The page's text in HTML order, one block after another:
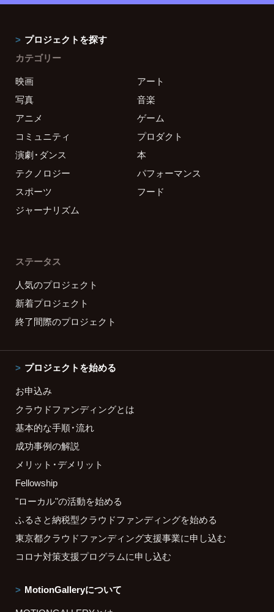
プロジェクトを探す
カテゴリー
映画
アート
写真
音楽
アニメ
ゲーム
コミュニティ
プロダクト
演劇・ダンス
本
テクノロジー
パフォーマンス
スポーツ
フード
ジャーナリズム
ステータス
人気のプロジェクト
新着プロジェクト
終了間際のプロジェクト
プロジェクトを始める
お申込み
クラウドファンディングとは
基本的な手順・流れ
成功事例の解説
メリット・デメリット
Fellowship
"ローカル"の活動を始める
ふるさと納税型クラウドファンディングを始める
東京都クラウドファンディング支援事業に申し込む
コロナ対策支援プログラムに申し込む
MotionGalleryについて